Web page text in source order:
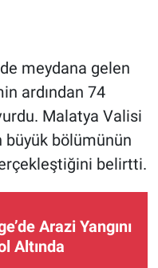
meydana gelen
ardından 74
Malatya Valisi
büyük bölümünün
belirtti.
Arazi Yangını
Altında